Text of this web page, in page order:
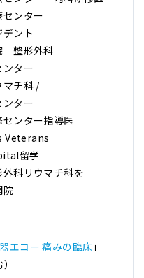
ンター
ント
整形外科
ンター
マチ科 /
ンター
ンター指導医
Veterans
留学
外科リウマチ科を
院
エコー 痛みの臨床 」